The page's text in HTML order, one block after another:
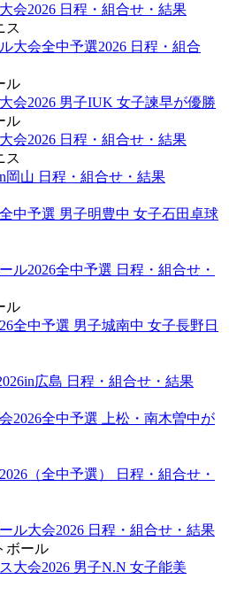
会2026 日程・組合せ・結果
ス
大会全中予選2026 日程・組合
ル
会2026 男子IUK 女子諫早が優勝
ル
会2026 日程・組合せ・結果
ス
岡山 日程・組合せ・結果
中予選 男子明豊中 女子石田卓球
ル2026全中予選 日程・組合せ・
ル
全中予選 男子城南中 女子長野日
広島 日程・組合せ・結果
2026全中予選 上松・南木曽中が
（全中予選） 日程・組合せ・
ル大会2026 日程・組合せ・結果
ボール
大会2026 男子N.N 女子能美